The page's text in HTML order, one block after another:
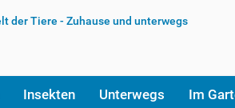
Insekten Unterwegs Im